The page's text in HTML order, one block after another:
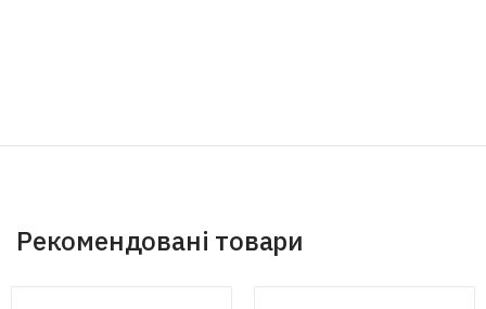
Рекомендовані товари